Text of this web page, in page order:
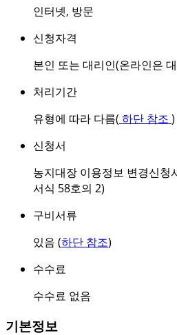
인터넷, 방문
신청자격
본인 또는 대리인(온라인은
처리기간
유형에 따라 다름( 하단 참조 )
신청서
농지대장 이용정보 변경신청
서식 58호의 2)
구비서류
있음 (하단 참조)
수수료
수수료 없음
기본정보